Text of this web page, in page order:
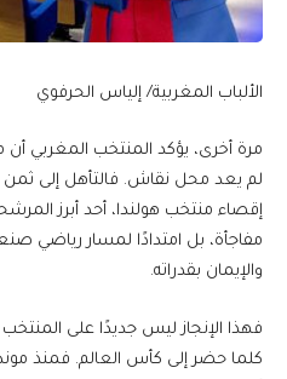
الألباب المغربية/ إلياس الحرفوي
مرة أخرى، يؤكد المنتخب المغربي أن
إقصاء منتخب هولندا، أحد أبرز
مفاجأة، بل امتدادًا لمسار رياضي
والإيمان بقدراته.
فهذا الإنجاز ليس جديدًا على المنتخب